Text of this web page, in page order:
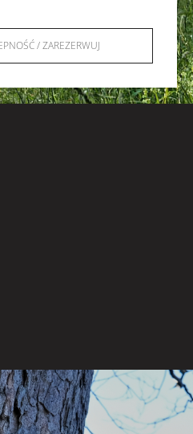
/ ZAREZERWUJ